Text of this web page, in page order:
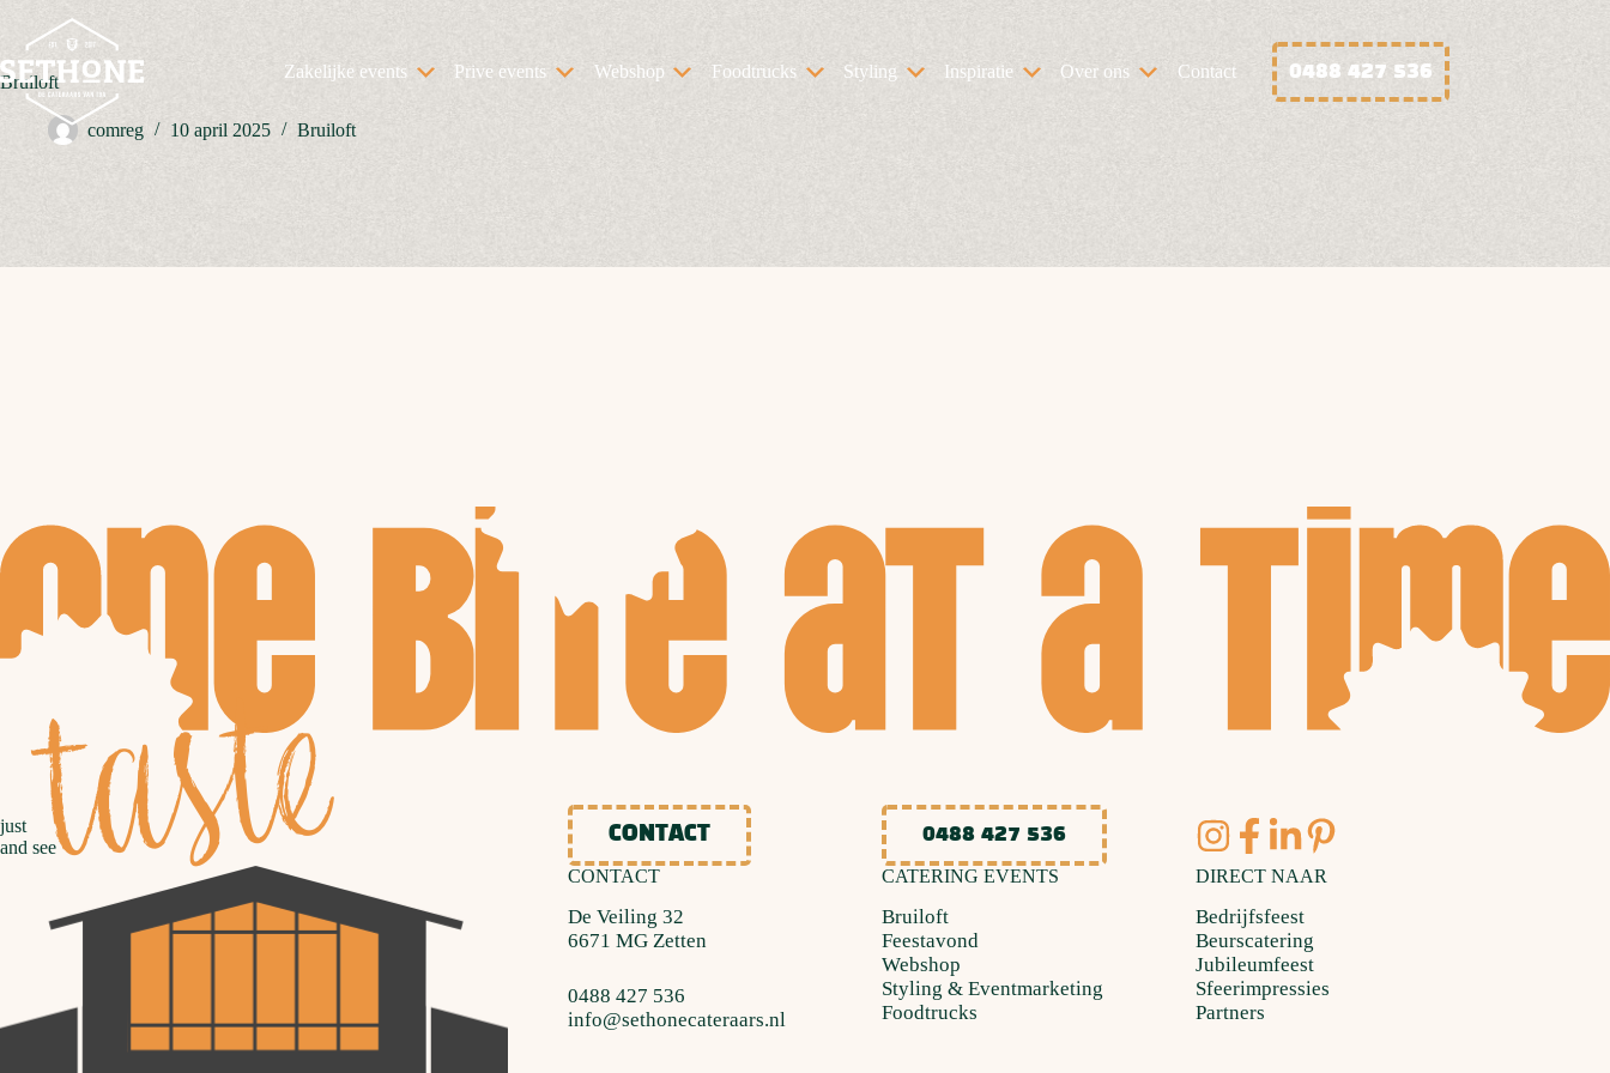
inhoud
Zakelijke events Prive events Webshop Foodtrucks Styling Inspiratie Over ons Contact 0488 427 536
Bruiloft
comreg 10 april 2025 Bruiloft
justtaste
and see
CONTACT 0488 427 536
CONTACT
De Veiling 32
6671 MG Zetten
0488 427 536
info@sethonecateraars.nl
CATERING EVENTS
Bruiloft
Feestavond
Webshop
Styling & Eventmarketing
Foodtrucks
DIRECT NAAR
Bedrijfsfeest
Beurscatering
Jubileumfeest
Sfeerimpressies
Partners